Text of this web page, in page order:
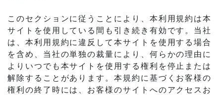
このセクションに従うことにより、本利用規約は本
サイトを使用している間も引き続き有効です。当社
は、本利用規約に違反して本サイトを使用する場合
を含め、当社の単独の裁量により、何らかの理由に
よりいつでも本サイトを使用する権利を停止または
解除することがあります。本規約に基づくお客様の
権利の終了時には、お客様のサイトへのアクセスお